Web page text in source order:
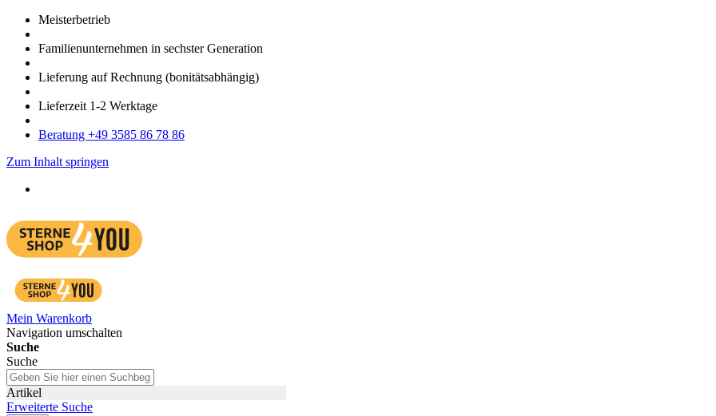
Meister­betrieb
Familien­unter­nehmen in sechster Gene­ration
Lieferung auf Rech­nung (bonitätsabhängig)
Liefer­zeit 1-2 Werk­tage
Bera­tung +49 3585 86 78 86
Zum Inhalt springen
Mein Warenkorb
Navigation umschalten
Suche
Suche
Artikel
Erweiterte Suche